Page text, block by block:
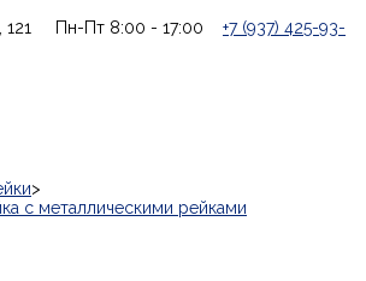
121 Пн-Пт 8:00 - 17:00 +7 (937) 425-93-
>
с металлическими рейками